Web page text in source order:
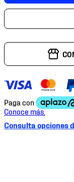
Consulta opciones